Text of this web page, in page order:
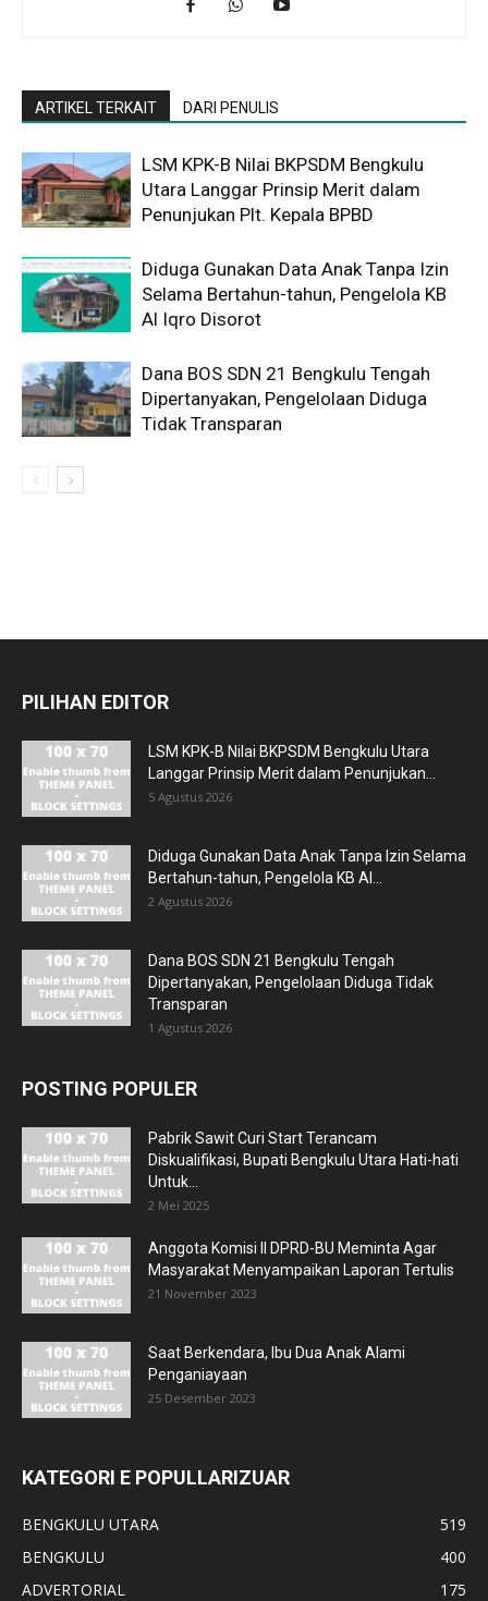
ARTIKEL TERKAIT DARI PENULIS
LSM KPK-B Nilai BKPSDM Bengkulu
Utara Langgar Prinsip Merit dalam
Penunjukan Plt. Kepala BPBD
Diduga Gunakan Data Anak Tanpa Izin
Selama Bertahun-tahun, Pengelola KB
Al Iqro Disorot
Dana BOS SDN 21 Bengkulu Tengah
Dipertanyakan, Pengelolaan Diduga
Tidak Transparan
PILIHAN EDITOR
LSM KPK-B Nilai BKPSDM Bengkulu Utara
Langgar Prinsip Merit dalam Penunjukan...
5 Agustus 2026
Diduga Gunakan Data Anak Tanpa Izin Selama
Bertahun-tahun, Pengelola KB Al...
2 Agustus 2026
Dana BOS SDN 21 Bengkulu Tengah
Dipertanyakan, Pengelolaan Diduga Tidak
Transparan
1 Agustus 2026
POSTING POPULER
Pabrik Sawit Curi Start Terancam
Diskualifikasi, Bupati Bengkulu Utara Hati-hati
Untuk...
2 Mei 2025
Anggota Komisi II DPRD-BU Meminta Agar
Masyarakat Menyampaikan Laporan Tertulis
21 November 2023
Saat Berkendara, Ibu Dua Anak Alami
Penganiayaan
25 Desember 2023
KATEGORI E POPULLARIZUAR
BENGKULU UTARA
519
BENGKULU
400
ADVERTORIAL
175